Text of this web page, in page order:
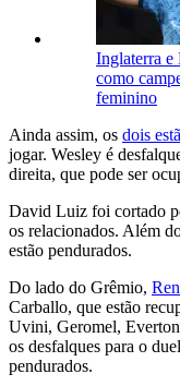
Inglaterra e
como
feminino
Ainda assim, os dois
jogar. Wesley é
direita, que pode ser
David Luiz foi cortado
os relacionados. Além
estão pendurados.
Do lado do Grêmio,
Carballo, que estão
Uvini, Geromel,
os desfalques para o
pendurados.